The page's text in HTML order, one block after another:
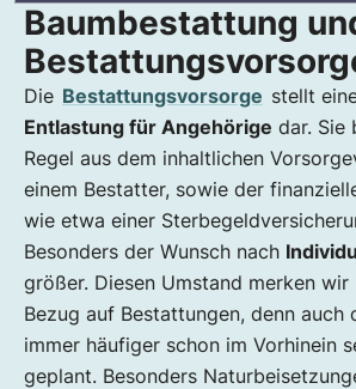
Baumbestattung
Die Bestattungsvorsorge stellt
Entlastung für Angehörige dar. Sie
Regel aus dem inhaltlichen
einem Bestatter, sowie der
wie etwa einer
Besonders der Wunsch nach
größer. Diesen Umstand merken wir
Bezug auf Bestattungen, denn auch
immer häufiger schon im Vorhinein
geplant. Besonders